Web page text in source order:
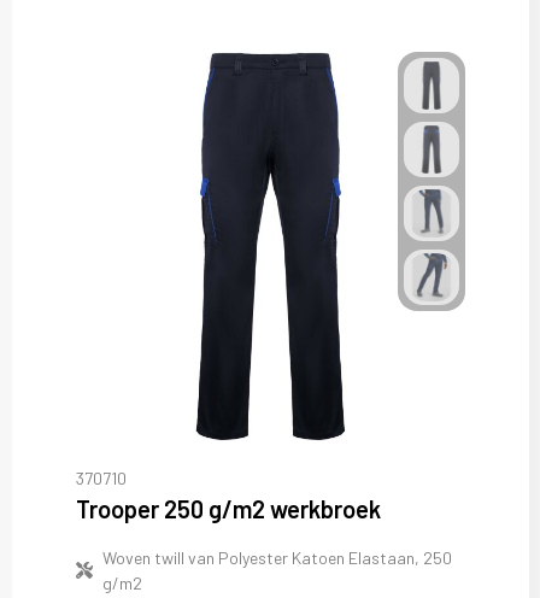
370710
Trooper 250 g/m2 werkbroek
Woven twill van Polyester Katoen Elastaan, 250
g/m2